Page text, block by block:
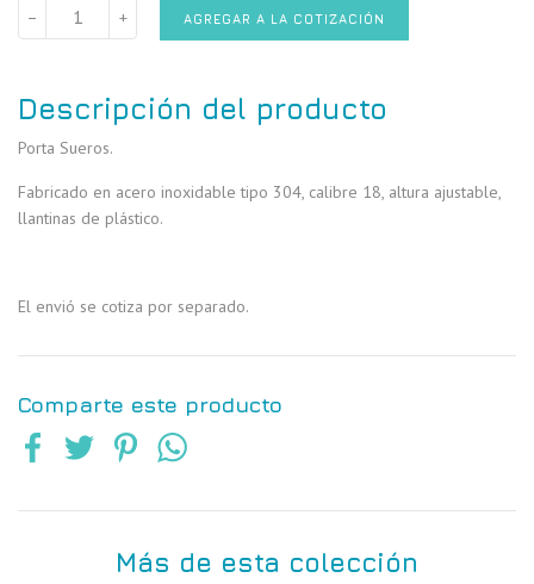
−
+ AGREGAR A LA COTIZACIÓN
Descripción del producto
Porta Sueros.
Fabricado en acero inoxidable tipo 304, calibre 18, altura ajustable,
llantinas de plástico.
El envió se cotiza por separado.
Comparte este producto
Más de esta colección